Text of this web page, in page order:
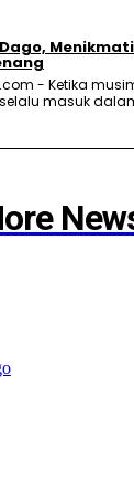
- Ketika
masuk